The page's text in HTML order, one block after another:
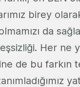
birey
da
Her ne
de bu farkın